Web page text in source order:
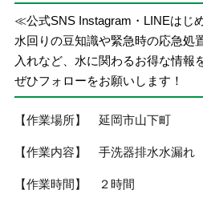
≪公式SNS Instagram・LINEはじ
水回りの豆知識や緊急時の応急処
入れなど、水に関わるお得な情報
ぜひフォローをお願いします！
【作業場所】 延岡市山下町
【作業内容】 手洗器排水水漏れ
【作業時間】 ２時間